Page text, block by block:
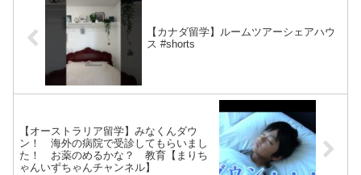
【カナダ留学】ルームツアーシェアハウ
ス #shorts
【オーストラリア留学】みなくんダウ
ン！ 海外の病院で受診してもらいまし
た！ お薬のめるかな？ 教育【まりち
ゃんいずちゃんチャンネル】